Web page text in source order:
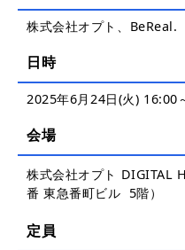
株式会社オプト、BeReal.
日時
2025年6月24日(火) 16:00
会場
株式会社オプト DIGITAL
番 東急番町ビル 5階）
定員